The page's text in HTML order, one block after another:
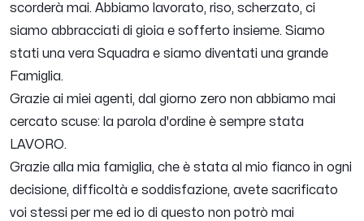
scorderà mai. Abbiamo lavorato, riso, scherzato, ci
siamo abbracciati di gioia e sofferto insieme. Siamo
stati una vera Squadra e siamo diventati una grande
Famiglia.
Grazie ai miei agenti, dal giorno zero non abbiamo mai
cercato scuse: la parola d'ordine è sempre stata
LAVORO.
Grazie alla mia famiglia, che è stata al mio fianco in ogni
decisione, difficoltà e soddisfazione, avete sacrificato
voi stessi per me ed io di questo non potrò mai